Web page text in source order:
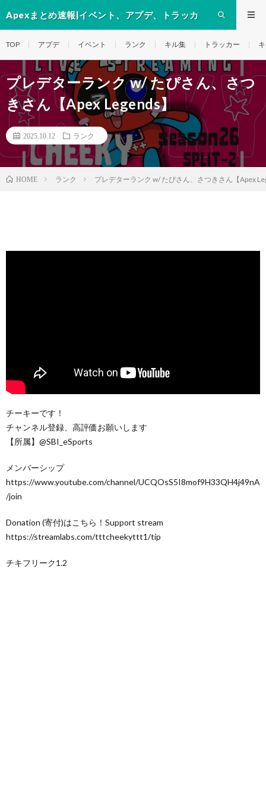
Apexまとめ速報|イベント、アプデ、トラッカ
TOP アプデ イベント ランク キル集 トラッカー
プレデターランク w/ たぴさん、さつ
きさん【Apex Legends】
2025.10.12 ランク
HOME ランク プレデターランク w/ たぴさん、さつきさん【Apex
チーキーです！
チャンネル登録、高評価お願いします
【所属】@SBI_eSports
メンバーシップ
https://www.youtube.com/channel/UCQOsS5I8mof9H33QH4j49nA
/join
Donation (寄付)はこちら！Support stream
https://streamlabs.com/tttcheekyttt1/tip
チキフリーク1.2